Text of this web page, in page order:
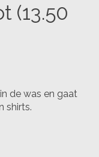
(13.50
de was en gaat
shirts.